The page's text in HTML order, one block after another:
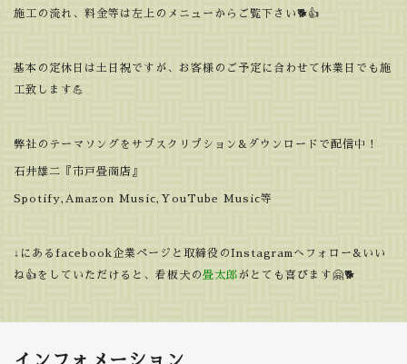
施工の流れ、料金等は左上のメニューからご覧下さい🐕👍
基本の定休日は土日祝ですが、お客様のご予定に合わせて休業日でも施
工致します💪
弊社のテーマソングをサブスクリプション&ダウンロードで配信中！
石井雄二『市戸畳商店』
Spotify,Amazon Music,YouTube Music等
↓にあるfacebook企業ページと取締役のInstagramへフォロー&いい
ね👍をしていただけると、看板犬の畳太郎 がとても喜びます🤗🐕
インフォメーション